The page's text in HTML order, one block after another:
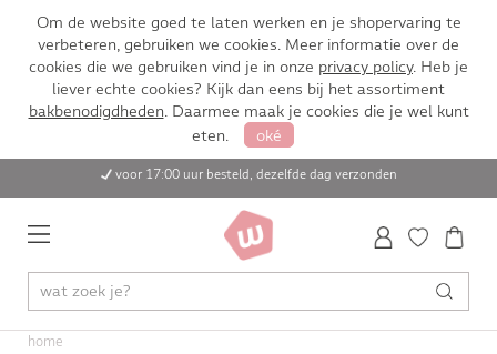
Om de website goed te laten werken en je shopervaring te
verbeteren, gebruiken we cookies. Meer informatie over de
cookies die we gebruiken vind je in onze privacy policy. Heb je
liever echte cookies? Kijk dan eens bij het assortiment
bakbenodigdheden. Daarmee maak je cookies die je wel kunt
eten.
oké
voor 17:00 uur besteld, dezelfde dag verzonden
home